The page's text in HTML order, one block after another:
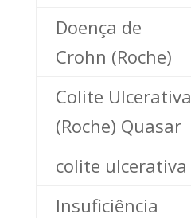
Doença de
Crohn (Roche)
Colite Ulcerativa
(Roche) Quasar
colite ulcerativa
Insuficiência